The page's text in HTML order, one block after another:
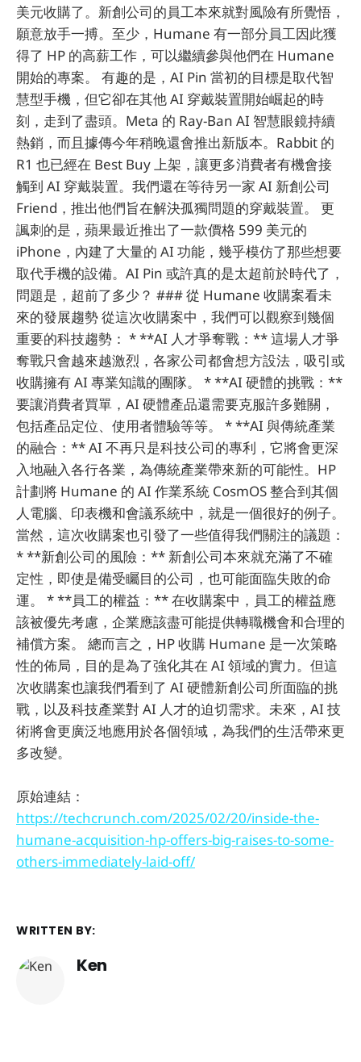
美元收購了。新創公司的員工本來就對風險有所覺悟，
願意放手一搏。至少，Humane 有一部分員工因此獲
得了 HP 的高薪工作，可以繼續參與他們在 Humane
開始的專案。 有趣的是，AI Pin 當初的目標是取代智
慧型手機，但它卻在其他 AI 穿戴裝置開始崛起的時
刻，走到了盡頭。Meta 的 Ray-Ban AI 智慧眼鏡持續
熱銷，而且據傳今年稍晚還會推出新版本。Rabbit 的
R1 也已經在 Best Buy 上架，讓更多消費者有機會接
觸到 AI 穿戴裝置。我們還在等待另一家 AI 新創公司
Friend，推出他們旨在解決孤獨問題的穿戴裝置。 更
諷刺的是，蘋果最近推出了一款價格 599 美元的
iPhone，內建了大量的 AI 功能，幾乎模仿了那些想要
取代手機的設備。AI Pin 或許真的是太超前於時代了，
問題是，超前了多少？ ### 從 Humane 收購案看未
來的發展趨勢 從這次收購案中，我們可以觀察到幾個
重要的科技趨勢： * **AI 人才爭奪戰：** 這場人才爭
奪戰只會越來越激烈，各家公司都會想方設法，吸引或
收購擁有 AI 專業知識的團隊。 * **AI 硬體的挑戰：**
要讓消費者買單，AI 硬體產品還需要克服許多難關，
包括產品定位、使用者體驗等等。 * **AI 與傳統產業
的融合：** AI 不再只是科技公司的專利，它將會更深
入地融入各行各業，為傳統產業帶來新的可能性。HP
計劃將 Humane 的 AI 作業系統 CosmOS 整合到其個
人電腦、印表機和會議系統中，就是一個很好的例子。
當然，這次收購案也引發了一些值得我們關注的議題：
* **新創公司的風險：** 新創公司本來就充滿了不確
定性，即使是備受矚目的公司，也可能面臨失敗的命
運。 * **員工的權益：** 在收購案中，員工的權益應
該被優先考慮，企業應該盡可能提供轉職機會和合理的
補償方案。 總而言之，HP 收購 Humane 是一次策略
性的佈局，目的是為了強化其在 AI 領域的實力。但這
次收購案也讓我們看到了 AI 硬體新創公司所面臨的挑
戰，以及科技產業對 AI 人才的迫切需求。未來，AI 技
術將會更廣泛地應用於各個領域，為我們的生活帶來更
多改變。
原始連結：
https://techcrunch.com/2025/02/20/inside-the-
humane-acquisition-hp-offers-big-raises-to-some-
others-immediately-laid-off/
WRITTEN BY:
Ken